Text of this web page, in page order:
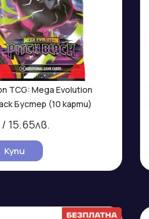
TCG: Mega Evolution
Бустер (10 карти)
/ 15.65лв.
Купи